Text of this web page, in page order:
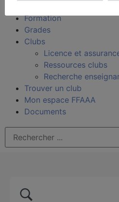
Formation
Grades
Clubs
Licence et
Ressources clubs
Recherche
Trouver un club
Mon espace FFAAA
Documents